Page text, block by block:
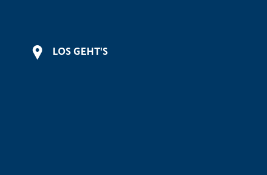
LOS GEHT'S